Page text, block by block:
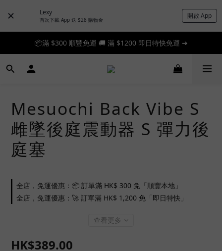
Lexy
首次下載 App 送 $28 購物金 開啟 App
📦滿 $300 順豐免運 🚚 滿 $1200 即日特快免運 ➔
📦滿 $300 順豐免運 🚚 滿 $1200 即日特快免運 ➔
🎉 新人首單享 88 折，快來領券加入！➔
Mesuochi Back Vibe S
雌墜後庭震動器 S 彈力後
庭塞
全店，免運優惠：📦 訂單滿 HK$ 300 免「順豐本地」
全店，免運優惠：🚀 訂單滿 HK$ 1,200 免「即日特快」
查看更多
HK$389.00